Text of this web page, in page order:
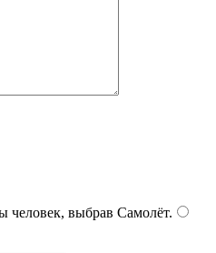
человек, выбрав Самолёт.